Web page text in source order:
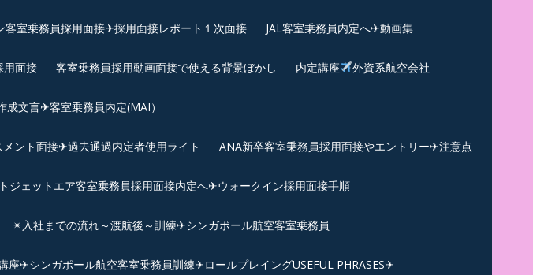
客室乗務員採用面接✈採用面接レポート１次面接 JAL客室乗務員内定へ✈動画集
用面接 客室乗務員採用動画面接で使える背景ぼかし 内定講座 外資系航空会社
文言✈客室乗務員内定(MAI）
ント面接✈︎過去通過内定者使用ライト ANA新卒客室乗務員採用面接やエントリー✈注意点
ジェットエア客室乗務員採用面接内定へ✈︎ウォークイン採用面接手順
✴︎入社までの流れ～渡航後～訓練✈シンガポール航空客室乗務員
座✈シンガポール航空客室乗務員訓練✈ロールプレイングUSEFUL PHRASES✈